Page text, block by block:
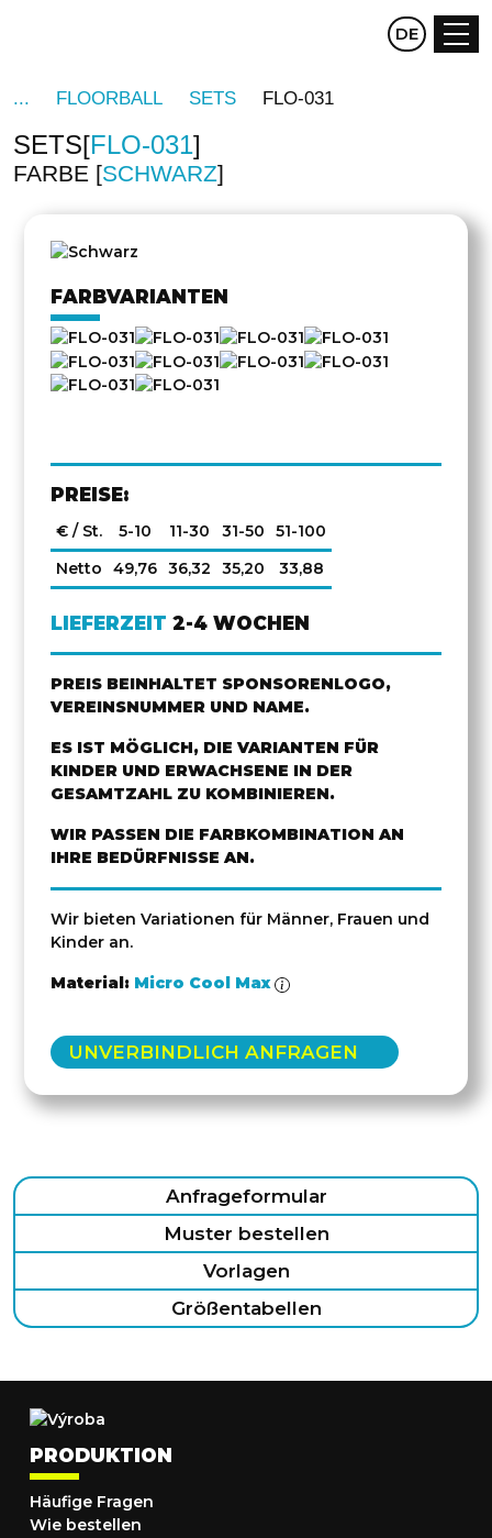
CZ EN
DE
FLOORBALL SETS FLO-031
SETS FLO-031
FARBE SCHWARZ
FARBVARIANTEN
PREISE:
€ / St. 5-10 11-30 31-50
51-100
Netto
49,76 36,32 35,20 33,88
LIEFERZEIT 2-4 WOCHEN
PREIS BEINHALTET SPONSORENLOGO,
VEREINSNUMMER UND NAME.
ES IST MÖGLICH, DIE VARIANTEN FÜR
KINDER UND ERWACHSENE IN DER
GESAMTZAHL ZU KOMBINIEREN.
WIR PASSEN DIE FARBKOMBINATION AN
IHRE BEDÜRFNISSE AN.
Wir bieten Variationen für Männer, Frauen und
Kinder an.
Material: Micro Cool Max
UNVERBINDLICH ANFRAGEN
Anfrageformular
Muster bestellen
Vorlagen
Größentabellen
PRODUKTION
Häufige Fragen
Wie bestellen